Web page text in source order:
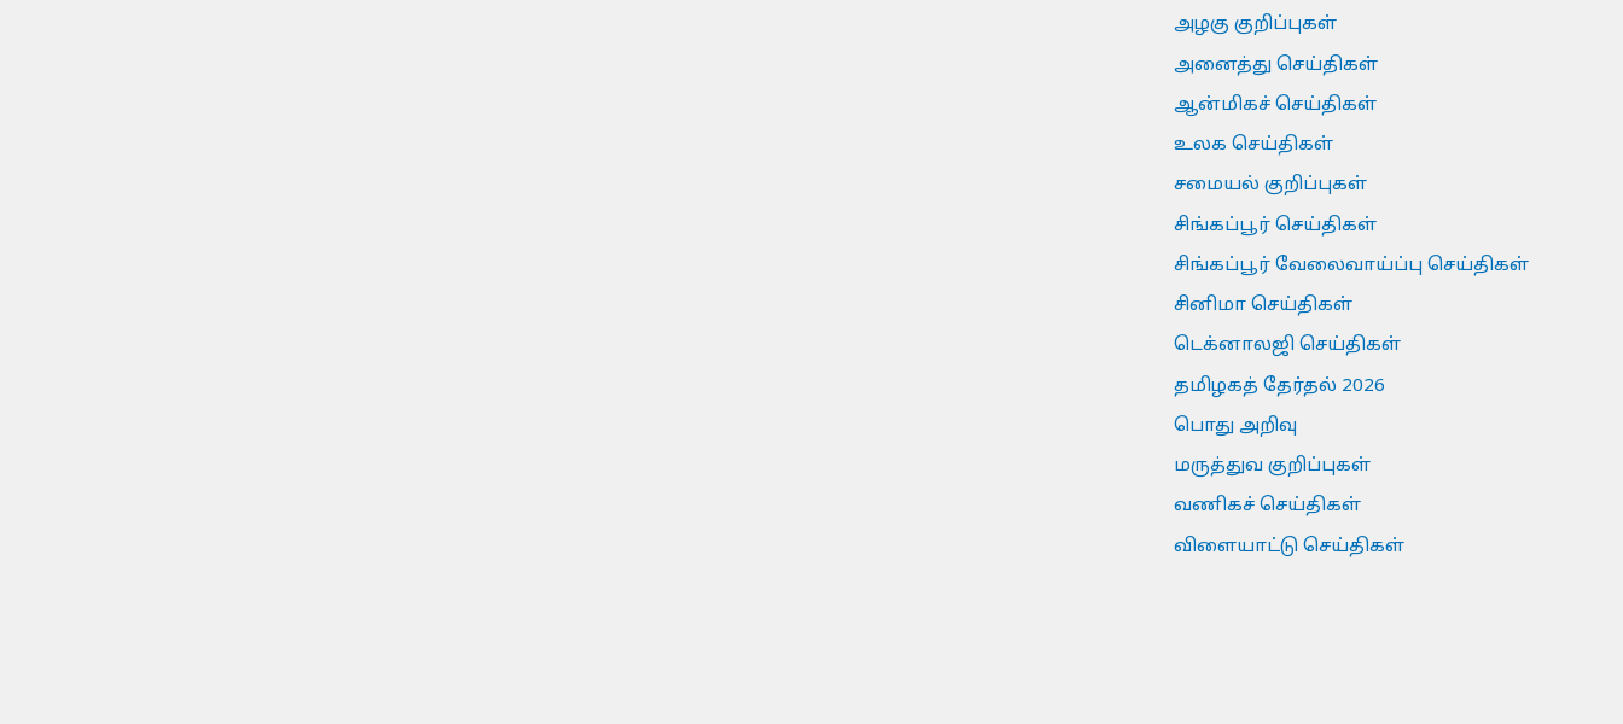
அழகு குறிப்புகள்
அனைத்து செய்திகள்
ஆன்மிகச் செய்திகள்
உலக செய்திகள்
சமையல் குறிப்புகள்
சிங்கப்பூர் செய்திகள்
சிங்கப்பூர் வேலைவாய்ப்பு செய்திகள்
சினிமா செய்திகள்
டெக்னாலஜி செய்திகள்
தமிழகத் தேர்தல் 2026
பொது அறிவு
மருத்துவ குறிப்புகள்
வணிகச் செய்திகள்
விளையாட்டு செய்திகள்